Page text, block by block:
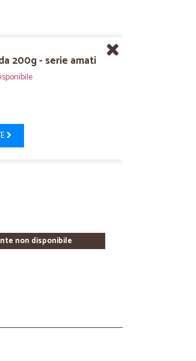
200g - serie amati
non disponibile